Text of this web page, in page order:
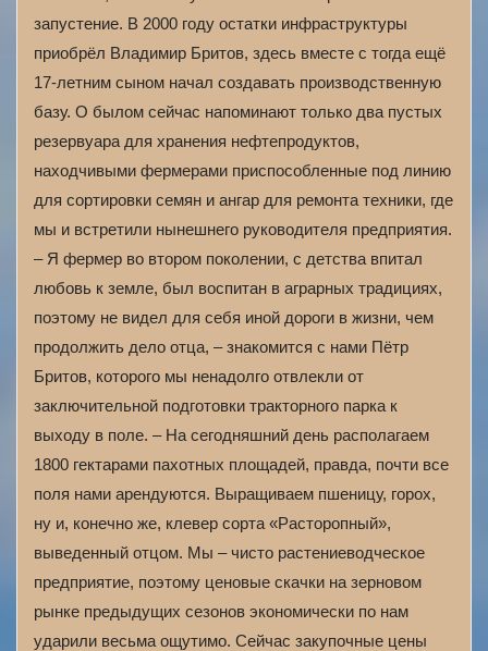
запустение. В 2000 году остатки инфраструктуры
приобрёл Владимир Бритов, здесь вместе с тогда ещё
17-летним сыном начал создавать производственную
базу. О былом сейчас напоминают только два пустых
резервуара для хранения нефтепродуктов,
находчивыми фермерами приспособленные под линию
для сортировки семян и ангар для ремонта техники, где
мы и встретили нынешнего руководителя предприятия.
– Я фермер во втором поколении, с детства впитал
любовь к земле, был воспитан в аграрных традициях,
поэтому не видел для себя иной дороги в жизни, чем
продолжить дело отца, – знакомится с нами Пётр
Бритов, которого мы ненадолго отвлекли от
заключительной подготовки тракторного парка к
выходу в поле. – На сегодняшний день располагаем
1800 гектарами пахотных площадей, правда, почти все
поля нами арендуются. Выращиваем пшеницу, горох,
ну и, конечно же, клевер сорта «Расторопный»,
выведенный отцом. Мы – чисто растениеводческое
предприятие, поэтому ценовые скачки на зерновом
рынке предыдущих сезонов экономически по нам
ударили весьма ощутимо. Сейчас закупочные цены